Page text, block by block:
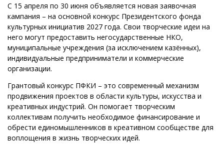
С 15 апреля по 30 июня объявляется новая заявочная
кампания – на основной конкурс Президентского фонда
культурных инициатив 2027 года. Свои творческие идеи на
него могут предоставить негосударственные НКО,
муниципальные учреждения (за исключением казённых),
индивидуальные предприниматели и коммерческие
организации.
Грантовый конкурс ПФКИ – это современный механизм
продвижения проектов в области культуры, искусства и
креативных индустрий. Он помогает творческим
коллективам получить необходимое финансирование и
обрести единомышленников в креативном сообществе для
воплощения в жизнь творческих идей.